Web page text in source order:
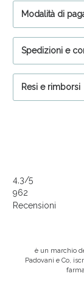
Modalità di
Spedizioni e
Resi e rimborsi
4,3/5
962
Recensioni
è un marchio
Padovani e Co,